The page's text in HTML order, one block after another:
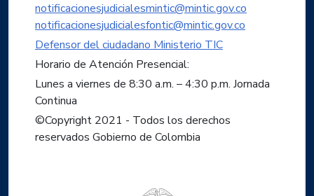
notificacionesjudicialesmintic@mintic.gov.co
notificacionesjudicialesfontic@mintic.gov.co
Defensor del ciudadano Ministerio TIC
Horario de Atención Presencial:
Lunes a viernes de 8:30 a.m. – 4:30 p.m. Jornada
Continua
©Copyright 2021 - Todos los derechos
reservados Gobierno de Colombia